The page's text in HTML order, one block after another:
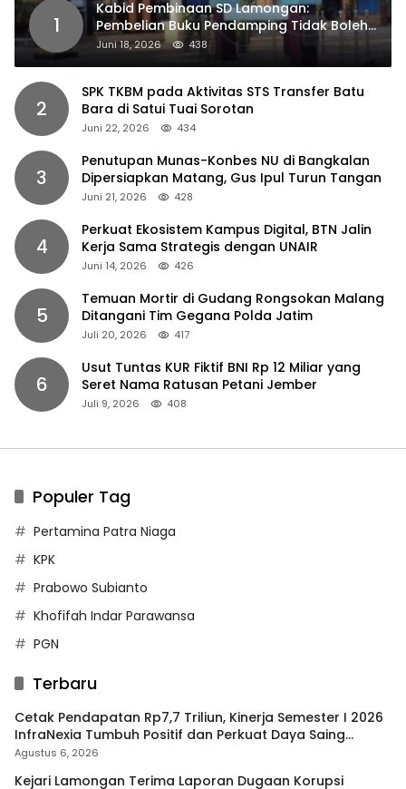
1
Kabid Pembinaan SD Lamongan:
Pembelian Buku Pendamping Tidak Boleh
Dipaksakan
Juni 18, 2026 438
2
SPK TKBM pada Aktivitas STS Transfer Batu
Bara di Satui Tuai Sorotan
Juni 22, 2026 434
3
Penutupan Munas-Konbes NU di Bangkalan
Dipersiapkan Matang, Gus Ipul Turun Tangan
Juni 21, 2026 428
4
Perkuat Ekosistem Kampus Digital, BTN Jalin
Kerja Sama Strategis dengan UNAIR
Juni 14, 2026 426
5
Temuan Mortir di Gudang Rongsokan Malang
Ditangani Tim Gegana Polda Jatim
Juli 20, 2026 417
6
Usut Tuntas KUR Fiktif BNI Rp 12 Miliar yang
Seret Nama Ratusan Petani Jember
Juli 9, 2026 408
Populer Tag
Pertamina Patra Niaga
KPK
Prabowo Subianto
Khofifah Indar Parawansa
PGN
Terbaru
Cetak Pendapatan Rp7,7 Triliun, Kinerja Semester I 2026
InfraNexia Tumbuh Positif dan Perkuat Daya Saing
Industri Digital
Agustus 6, 2026
Kejari Lamongan Terima Laporan Dugaan Korupsi